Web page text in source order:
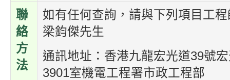
聯
絡
方
法
如有任何查詢，請與下列項目工
梁鈞傑先生
通訊地址：香港九龍宏光道39號
3901室機電工程署市政工程部